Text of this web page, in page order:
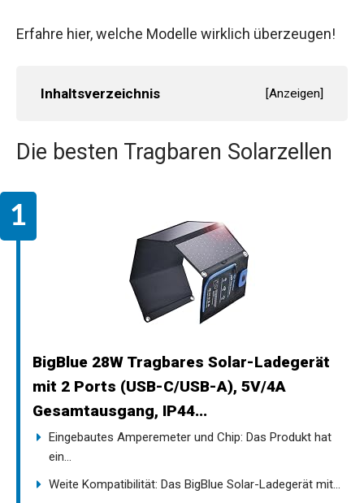
Erfahre hier, welche Modelle wirklich überzeugen!
Inhaltsverzeichnis [Anzeigen]
Die besten Tragbaren Solarzellen
BigBlue 28W Tragbares Solar-Ladegerät
mit 2 Ports (USB-C/USB-A), 5V/4A
Gesamtausgang, IP44...
Eingebautes Amperemeter und Chip: Das Produkt hat
ein...
Weite Kompatibilität: Das BigBlue Solar-Ladegerät mit...